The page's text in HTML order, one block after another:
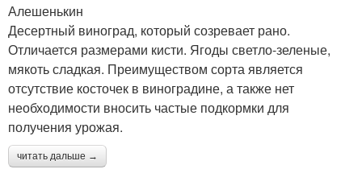
Алешенькин
Десертный виноград, который созревает рано.
Отличается размерами кисти. Ягоды светло-зеленые,
мякоть сладкая. Преимуществом сорта является
отсутствие косточек в виноградине, а также нет
необходимости вносить частые подкормки для
получения урожая.
читать дальше →